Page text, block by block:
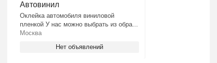
Автовинил
Оклейка автомобиля виниловой
пленкой У нас можно выбрать из обра...
Москва
Нет объявлений